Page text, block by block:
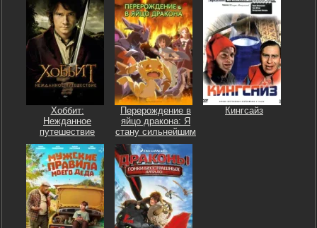
Хоббит:
Нежданное
путешествие
Перерождение в
яйцо дракона: Я
стану сильнейшим
Кингсайз